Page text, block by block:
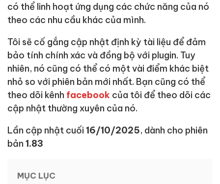
có thể linh hoạt ứng dụng các chức năng của nó
theo các nhu cầu khác của mình.
Tôi sẽ cố gắng cập nhật định kỳ tài liệu để đảm
bảo tính chính xác và đồng bộ với plugin. Tuy
nhiên, nó cũng có thể có một vài điểm khác biệt
nhỏ so với phiên bản mới nhất. Bạn cũng có thể
theo dõi kênh facebook của tôi để theo dõi các
cập nhật thường xuyên của nó.
Lần cập nhật cuối 16/10/2025, dành cho phiên
bản 1.83
MỤC LỤC